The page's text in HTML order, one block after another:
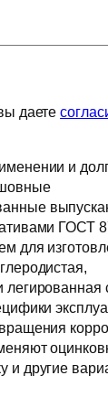
даете
и
ГОСТ
для
легированная
и другие